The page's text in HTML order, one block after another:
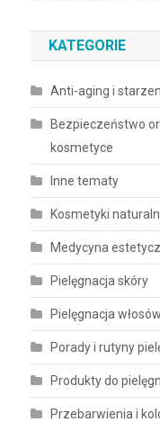
KATEGORIE
Anti-aging i
Bezpieczeństwo
kosmetyce
Inne tematy
Kosmetyki
Medycyna
Pielęgnacja skóry
Pielęgnacja
Porady i rutyny
Produkty do
Przebarwienia i